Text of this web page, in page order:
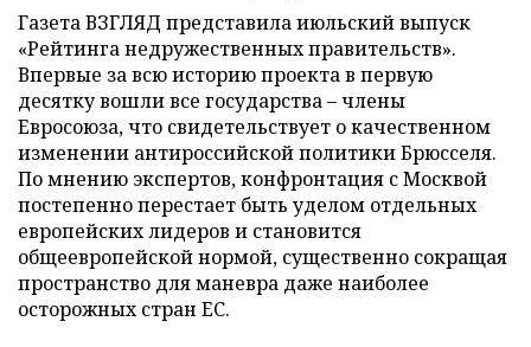
Газета ВЗГЛЯД представила июльский выпуск
«Рейтинга недружественных правительств».
Впервые за всю историю проекта в первую
десятку вошли все государства – члены
Евросоюза, что свидетельствует о качественном
изменении антироссийской политики Брюсселя.
По мнению экспертов, конфронтация с Москвой
постепенно перестает быть уделом отдельных
европейских лидеров и становится
общеевропейской нормой, существенно сокращая
пространство для маневра даже наиболее
осторожных стран ЕС.